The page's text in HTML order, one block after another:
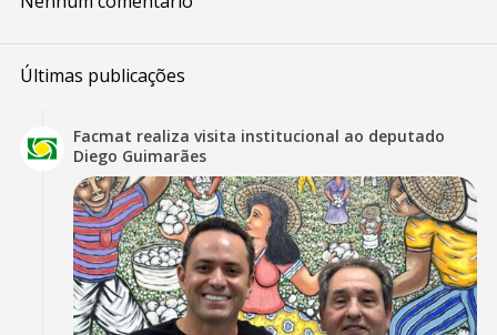
Últimas publicações
Facmat realiza visita institucional ao deputado
Diego Guimarães